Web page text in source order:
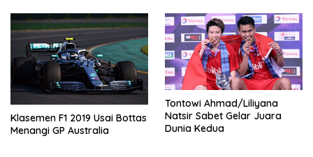
Klasemen F1 2019 Usai Bottas
Menangi GP Australia
Tontowi Ahmad/Liliyana
Natsir Sabet Gelar Juara
Dunia Kedua